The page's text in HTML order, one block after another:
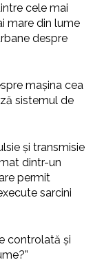
cele mai
mare din lume
despre
mașina cea
sistemul de
și transmisie
dintr-un
permit
sarcini
controlată și